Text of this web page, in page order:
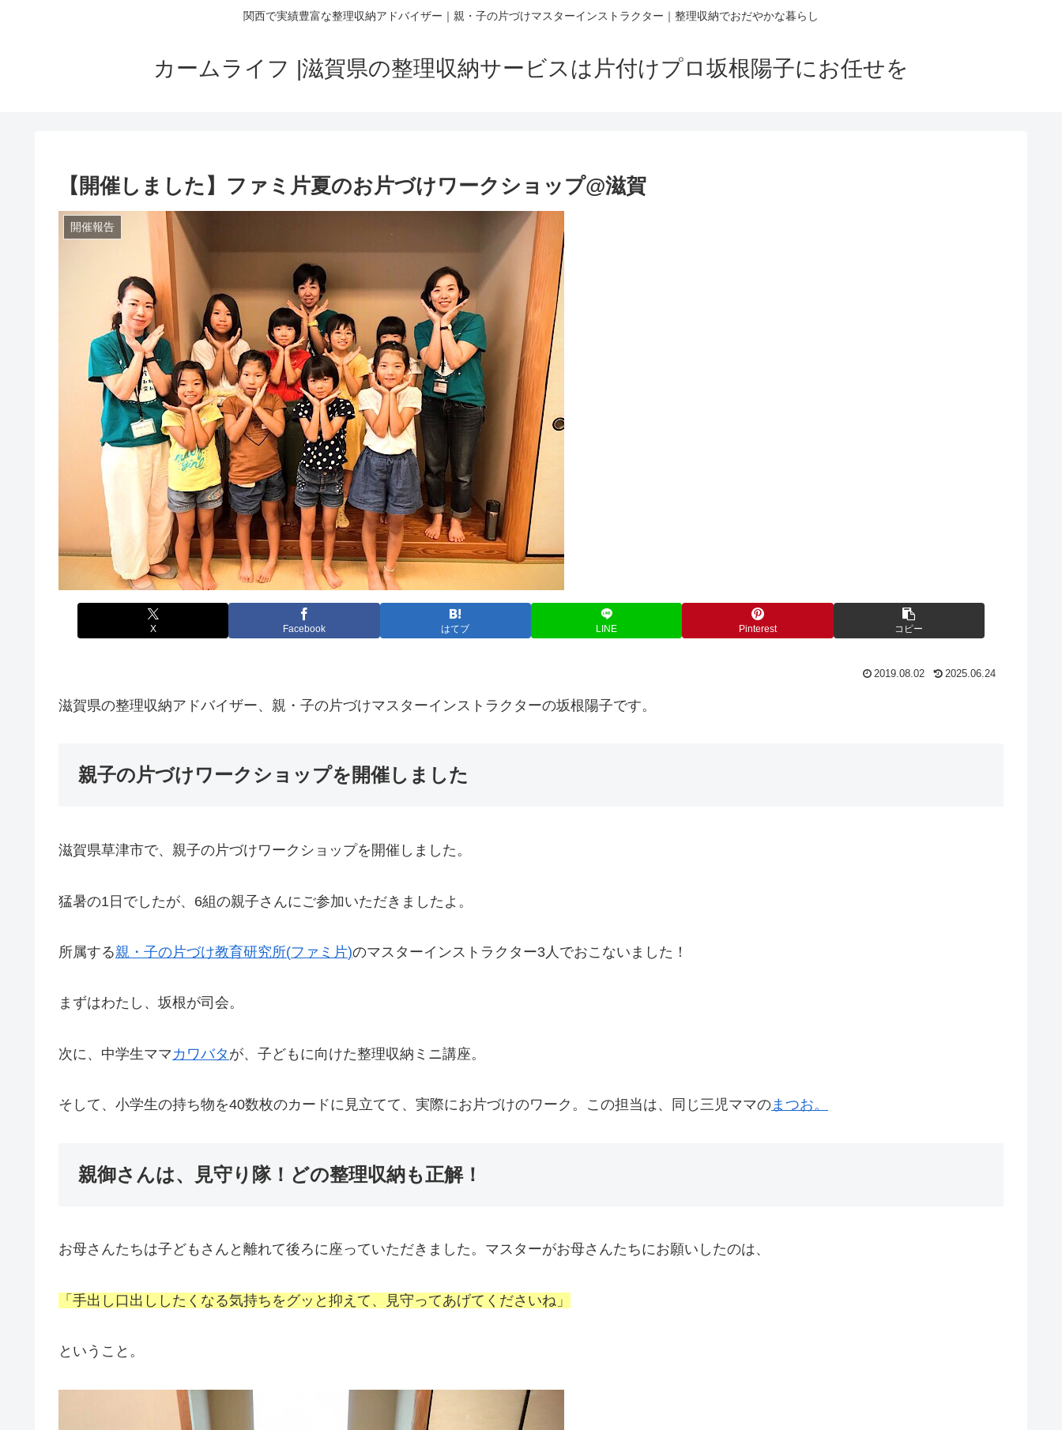
関西で実績豊富な整理収納アドバイザー｜親・子の片づけマスターインストラクター｜整理収納でおだやかな暮らし
カームライフ |滋賀県の整理収納サービスは片付けプロ坂根陽子にお任せを
【開催しました】ファミ片夏のお片づけワークショップ@滋賀
開催報告
X Facebook はてブ LINE Pinterest コピー
2019.08.02 2025.06.24
滋賀県の整理収納アドバイザー、親・子の片づけマスターインストラクターの坂根陽子です。
親子の片づけワークショップを開催しました
滋賀県草津市で、親子の片づけワークショップを開催しました。
猛暑の1日でしたが、6組の親子さんにご参加いただきましたよ。
所属する親・子の片づけ教育研究所(ファミ片)のマスターインストラクター3人でおこないました！
まずはわたし、坂根が司会。
次に、中学生ママカワバタ が、子どもに向けた整理収納ミニ講座。
そして、小学生の持ち物を40数枚のカードに見立てて、実際にお片づけのワーク。この担当は、同じ三児ママのまつお。
親御さんは、見守り隊！どの整理収納も正解！
お母さんたちは子どもさんと離れて後ろに座っていただきました。マスターがお母さんたちにお願いしたのは、
「手出し口出ししたくなる気持ちをグッと抑えて、見守ってあげてくださいね」
ということ。